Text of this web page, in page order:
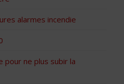
alarmes incendie
pour ne plus subir la